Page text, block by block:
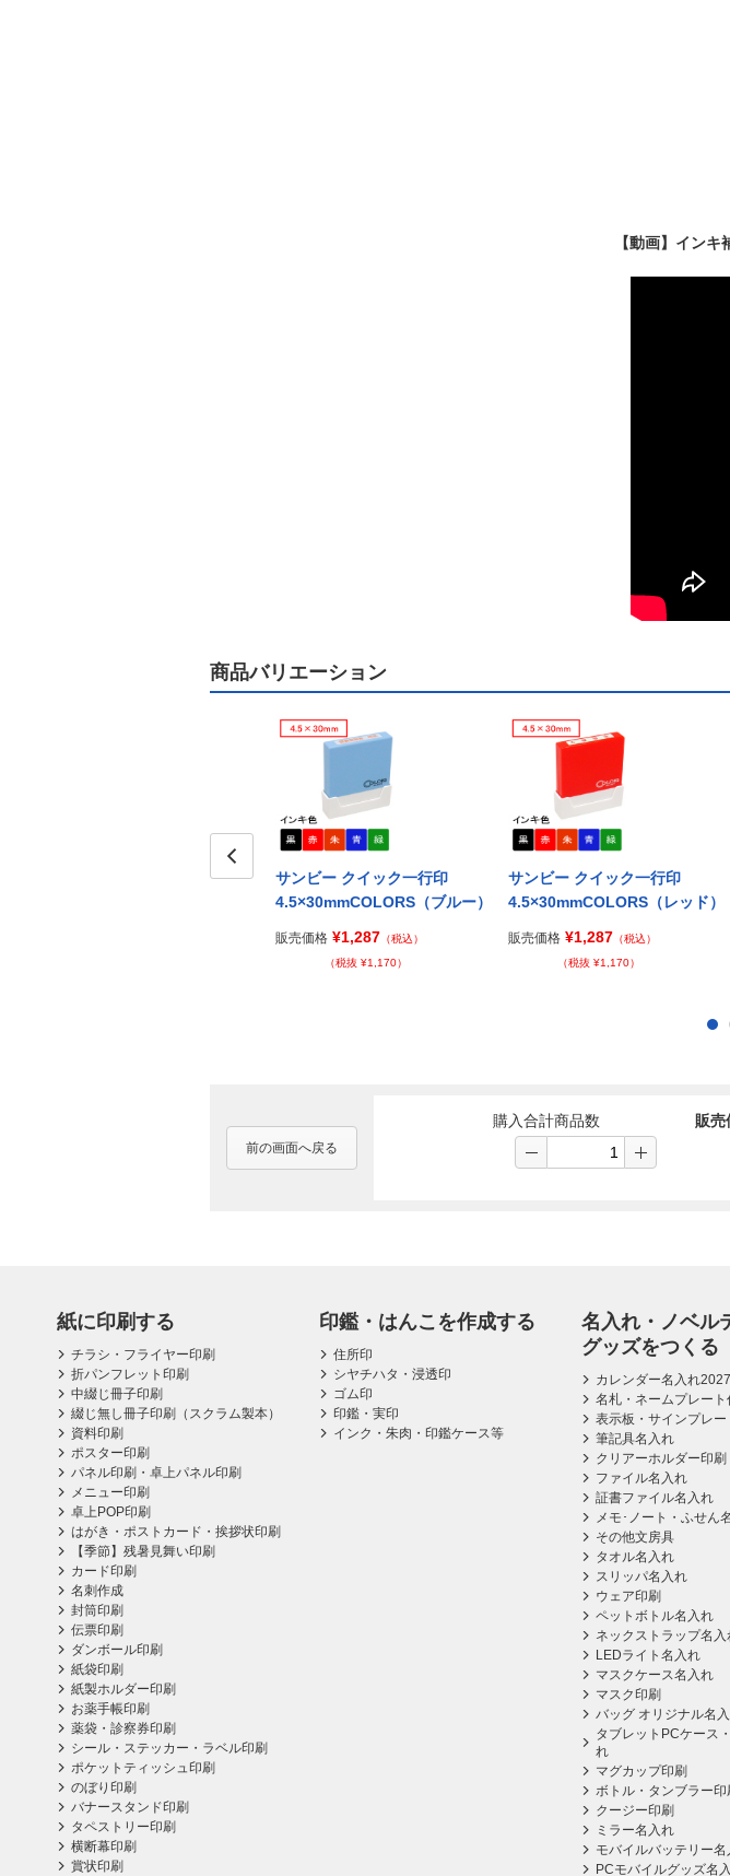
【動画】インキ
商品バリエーション
サンビー クイック一行印
サンビー クイック一行印
4.5×30mmCOLORS（ブルー）
販売価格 ¥1,287 （税込）
（税抜 ¥1,170）
サンビー クイック一行印
4.5×30mmCOLORS（レッド）
販売価格 ¥1,287 （税込）
（税抜 ¥1,170）
前の画面へ戻る
購入合計商品数 販売
紙に印刷する
チラシ・フライヤー印刷
折パンフレット印刷
中綴じ冊子印刷
綴じ無し冊子印刷（スクラム製本）
資料印刷
ポスター印刷
パネル印刷・卓上パネル印刷
メニュー印刷
卓上POP印刷
はがき・ポストカード・挨拶状印刷
【季節】残暑見舞い印刷
カード印刷
名刺作成
封筒印刷
伝票印刷
ダンボール印刷
紙袋印刷
紙製ホルダー印刷
お薬手帳印刷
薬袋・診察券印刷
シール・ステッカー・ラベル印刷
ポケットティッシュ印刷
のぼり印刷
バナースタンド印刷
タペストリー印刷
横断幕印刷
賞状印刷
印鑑・はんこを作成する
住所印
シヤチハタ・浸透印
ゴム印
印鑑・実印
インク・朱肉・印鑑ケース等
名入れ・ノベル
グッズをつくる
カレンダー名入れ2027
名札・ネームプレート
表示板・サインプレー
筆記具名入れ
クリアーホルダー印刷
ファイル名入れ
証書ファイル名入れ
メモ･ノート・ふせん
その他文房具
タオル名入れ
スリッパ名入れ
ウェア印刷
ペットボトル名入れ
ネックストラップ名入
LEDライト名入れ
マスクケース名入れ
マスク印刷
バッグ オリジナル名
タブレットPCケース
れ
マグカップ印刷
ボトル・タンブラー印
クージー印刷
ミラー名入れ
モバイルバッテリー名
PCモバイルグッズ名